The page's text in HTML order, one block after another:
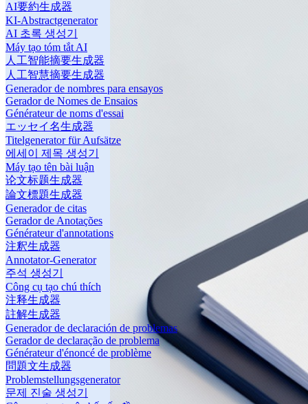
AI要約生成器
KI-Abstractgenerator
AI 초록 생성기
Máy tạo tóm tắt AI
人工智能摘要生成器
人工智慧摘要生成器
Generador de nombres para ensayos
Gerador de Nomes de Ensaios
Générateur de noms d'essai
エッセイ名生成器
Titelgenerator für Aufsätze
에세이 제목 생성기
Máy tạo tên bài luận
论文标题生成器
論文標題生成器
Generador de citas
Gerador de Anotações
Générateur d'annotations
注釈生成器
Annotator-Generator
주석 생성기
Công cụ tạo chú thích
注释生成器
註解生成器
Generador de declaración de problemas
Gerador de declaração de problema
Générateur d'énoncé de problème
問題文生成器
Problemstellungsgenerator
문제 진술 생성기